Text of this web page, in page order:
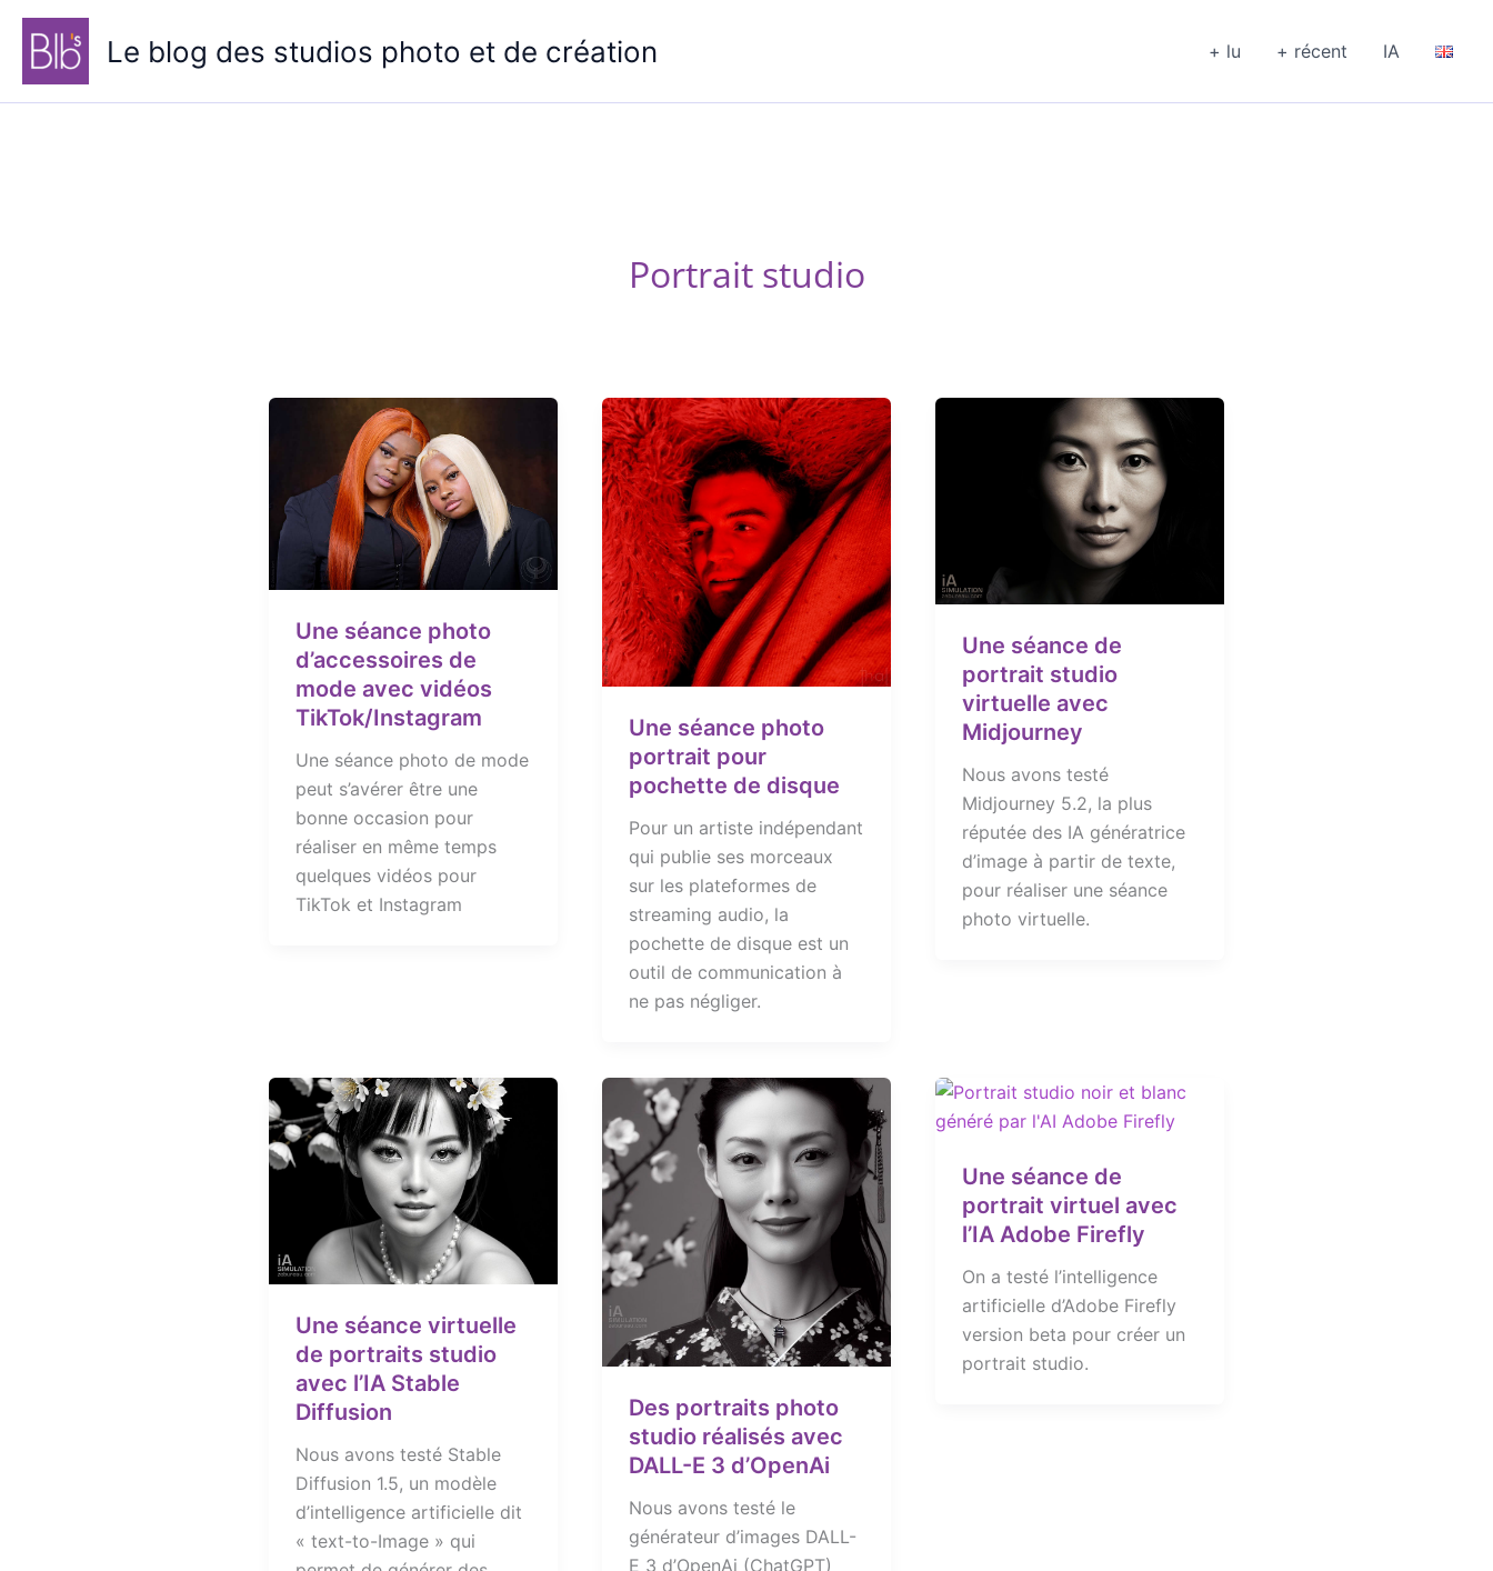
Aller
contenu
Le blog des studios photo et de création + lu + récent IA
Portrait studio
Une séance photo
d’accessoires de
mode avec vidéos
TikTok/Instagram
Une séance photo de mode
peut s’avérer être une
bonne occasion pour
réaliser en même temps
quelques vidéos pour
TikTok et Instagram
Une séance photo
portrait pour
pochette de disque
Pour un artiste indépendant
qui publie ses morceaux
sur les plateformes de
streaming audio, la
pochette de disque est un
outil de communication à
ne pas négliger.
Une séance de
portrait studio
virtuelle avec
Midjourney
Nous avons testé
Midjourney 5.2, la plus
réputée des IA génératrice
d’image à partir de texte,
pour réaliser une séance
photo virtuelle.
Une séance virtuelle
de portraits studio
avec l’IA Stable
Diffusion
Nous avons testé Stable
Diffusion 1.5, un modèle
d’intelligence artificielle dit
« text-to-Image » qui
Des portraits photo
studio réalisés avec
DALL-E 3 d’OpenAi
Nous avons testé le
générateur d’images DALL-
E 3 d’OpenAi (ChatGPT)
Une séance de
portrait virtuel avec
l’IA Adobe Firefly
On a testé l’intelligence
artificielle d’Adobe Firefly
version beta pour créer un
portrait studio.